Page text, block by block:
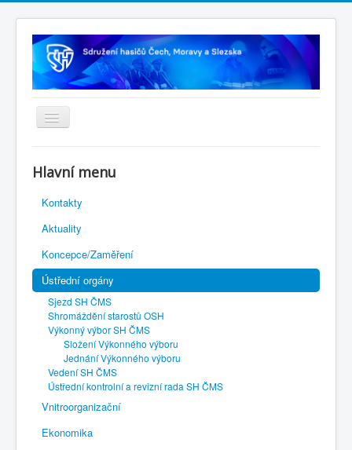
Rejstřík sportu
Novelizace Stanov SH ČMS
Plán činnosti 2026
Kalendář akcí
Výhody pro členy
Portál REDENOX
Hlavní menu
Kontakty
Aktuality
Koncepce/Zaměření
Ústřední orgány
Sjezd SH ČMS
Shromáždění starostů OSH
Výkonný výbor SH ČMS
Složení Výkonného výboru
Jednání Výkonného výboru
Vedení SH ČMS
Ústřední kontrolní a revizní rada SH ČMS
Vnitroorganizační
Ekonomika